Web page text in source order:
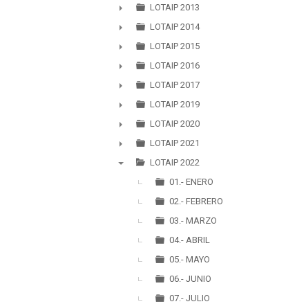
►
►
LOTAIP 2013
►
LOTAIP 2014
►
LOTAIP 2015
►
LOTAIP 2016
►
LOTAIP 2017
►
LOTAIP 2019
►
LOTAIP 2020
►
LOTAIP 2021
LOTAIP 2022
01.- ENERO
02.- FEBRERO
03.- MARZO
04.- ABRIL
05.- MAYO
06.- JUNIO
07.- JULIO